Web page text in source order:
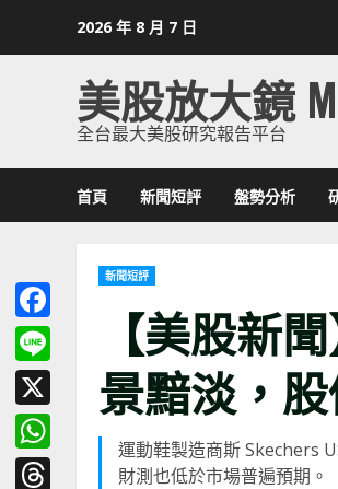
2026 年 8 月 7 日
美股放大鏡
全台最大美股研究報告平台
首頁 新聞短評 盤勢分析
新聞短評
【美股新
景黯淡，
運動鞋製造商斯 Skechers
財測也低於市場普遍預期。
Facebook
Line
X
WhatsApp